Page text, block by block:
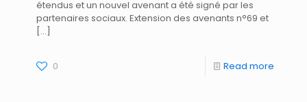
étendus et un nouvel avenant a été signé par les
partenaires sociaux. Extension des avenants n°69 et
[…]
0 Read more